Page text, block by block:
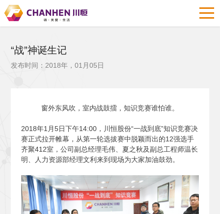
“战”神诞生记
发布时间：2018年，01月05日
窗外东风吹，室内战鼓擂，知识竞赛谁怕谁。
2018年1月5日下午14:00，川恒股份“一战到底”知识竞赛决
赛正式拉开帷幕，从第一轮选拔赛中脱颖而出的12强选手
齐聚412室，公司副总经理毛伟、夏之秋及副总工程师温长
明、人力资源部经理文利来到现场为大家加油鼓劲。